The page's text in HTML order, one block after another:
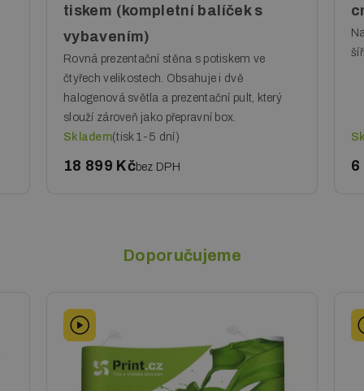
tiskem (kompletní balíček s
vybavením)
Rovná prezentační stěna s potiskem ve
čtyřech velikostech. Obsahuje i dvě
halogenová světla a prezentační pult, který
slouží zároveň jako přepravní box.
Skladem(tisk 1-5 dní)
18 899 Kčbez DPH 6
Doporučujeme